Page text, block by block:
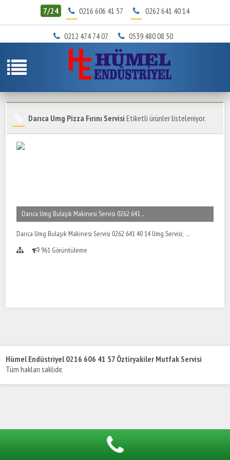
7/24 0216 606 41 57 0262 641 40 14
0212 474 74 07 0539 480 08 50
Darıca Umg Pizza Fırını Servisi Etiketli ürünler listeleniyor.
Darıca Umg Bulaşık Makinesi Servisi 0262 641 ..
Darıca Umg Bulaşık Makinesi Servisi 0262 641 40 14 Umg Servisi; ..
961 Görüntüleme
Hümel Endüstriyel 0216 606 41 57 Öztiryakiler Mutfak Servisi
Tüm hakları saklıdır.